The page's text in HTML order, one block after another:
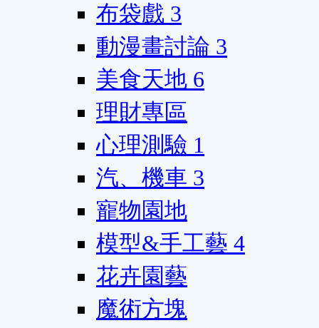
布袋戲 3
動漫畫討論 3
美食天地 6
理財專區
心理測驗 1
汽、機車 3
寵物園地
模型&手工藝 4
花卉園藝
魔術方塊